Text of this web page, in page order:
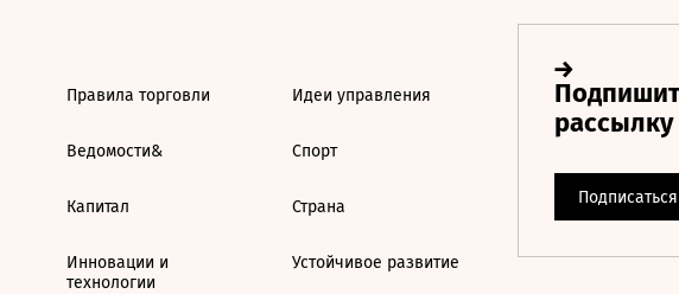
Правила торговли
Ведомости&
Капитал
Инновации и
технологии
Идеи управления
Спорт
Страна
Устойчивое развитие